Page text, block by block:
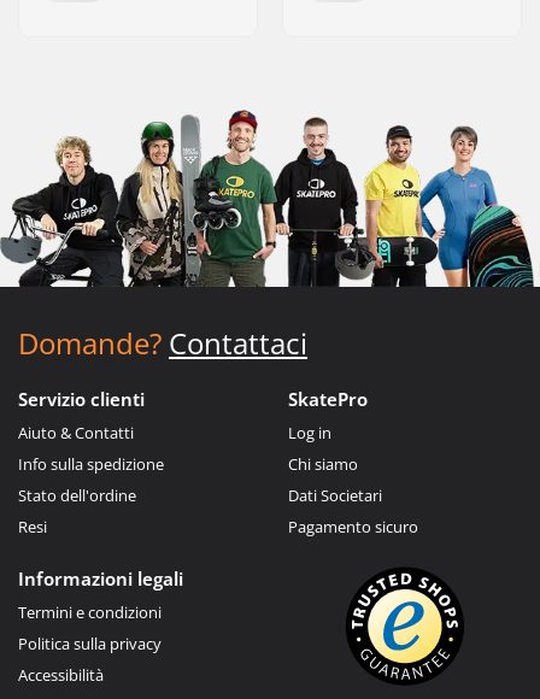
Domande? Contattaci
Servizio clienti
Aiuto & Contatti
Info sulla spedizione
Stato dell'ordine
Resi
SkatePro
Log in
Chi siamo
Dati Societari
Pagamento sicuro
Informazioni legali
Termini e condizioni
Politica sulla privacy
Accessibilità